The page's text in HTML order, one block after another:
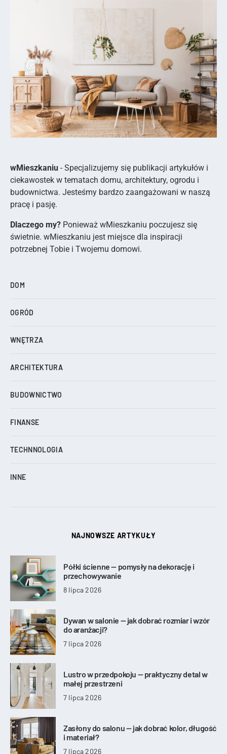
wMieszkaniu - Specjalizujemy się publikacji artykułów i
ciekawostek w tematach domu, architektury, ogrodu i
budownictwa. Jesteśmy bardzo zaangażowani w naszą
pracę i pasję.
Dlaczego my? Ponieważ wMieszkaniu poczujesz się
świetnie. wMieszkaniu jest miejsce dla inspiracji
potrzebnej Tobie i Twojemu domowi.
DOM
OGRÓD
WNĘTRZA
ARCHITEKTURA
BUDOWNICTWO
FINANSE
TECHNNOLOGIA
INNE
NAJNOWSZE ARTYKUŁY
Półki ścienne — pomysły na dekorację i
przechowywanie
8 lipca 2026
Dywan w salonie — jak dobrać rozmiar i wzór
do aranżacji?
7 lipca 2026
Lustro w przedpokoju — praktyczny detal w
małej przestrzeni
7 lipca 2026
Zasłony do salonu — jak dobrać kolor, długość
i materiał?
7 lipca 2026